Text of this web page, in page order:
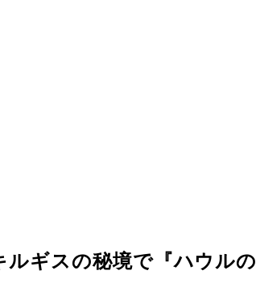
ルギスの秘境で『ハウルの